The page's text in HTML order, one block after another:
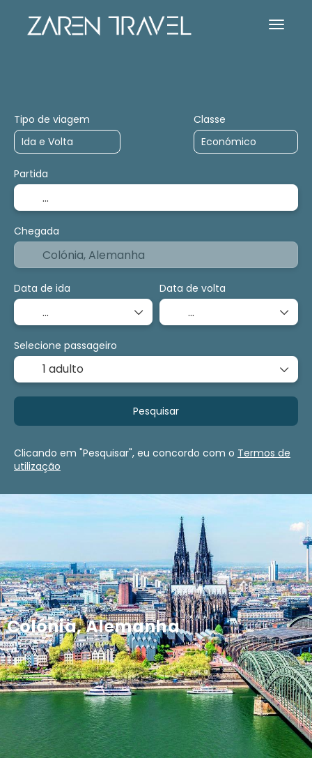
Colónia, Alemanha
Tipo de viagem Classe
Partida
Chegada
Data de ida Data de volta
Selecione passageiro
1 adulto
Pesquisar
Clicando em "Pesquisar", eu concordo com o Termos de
utilização